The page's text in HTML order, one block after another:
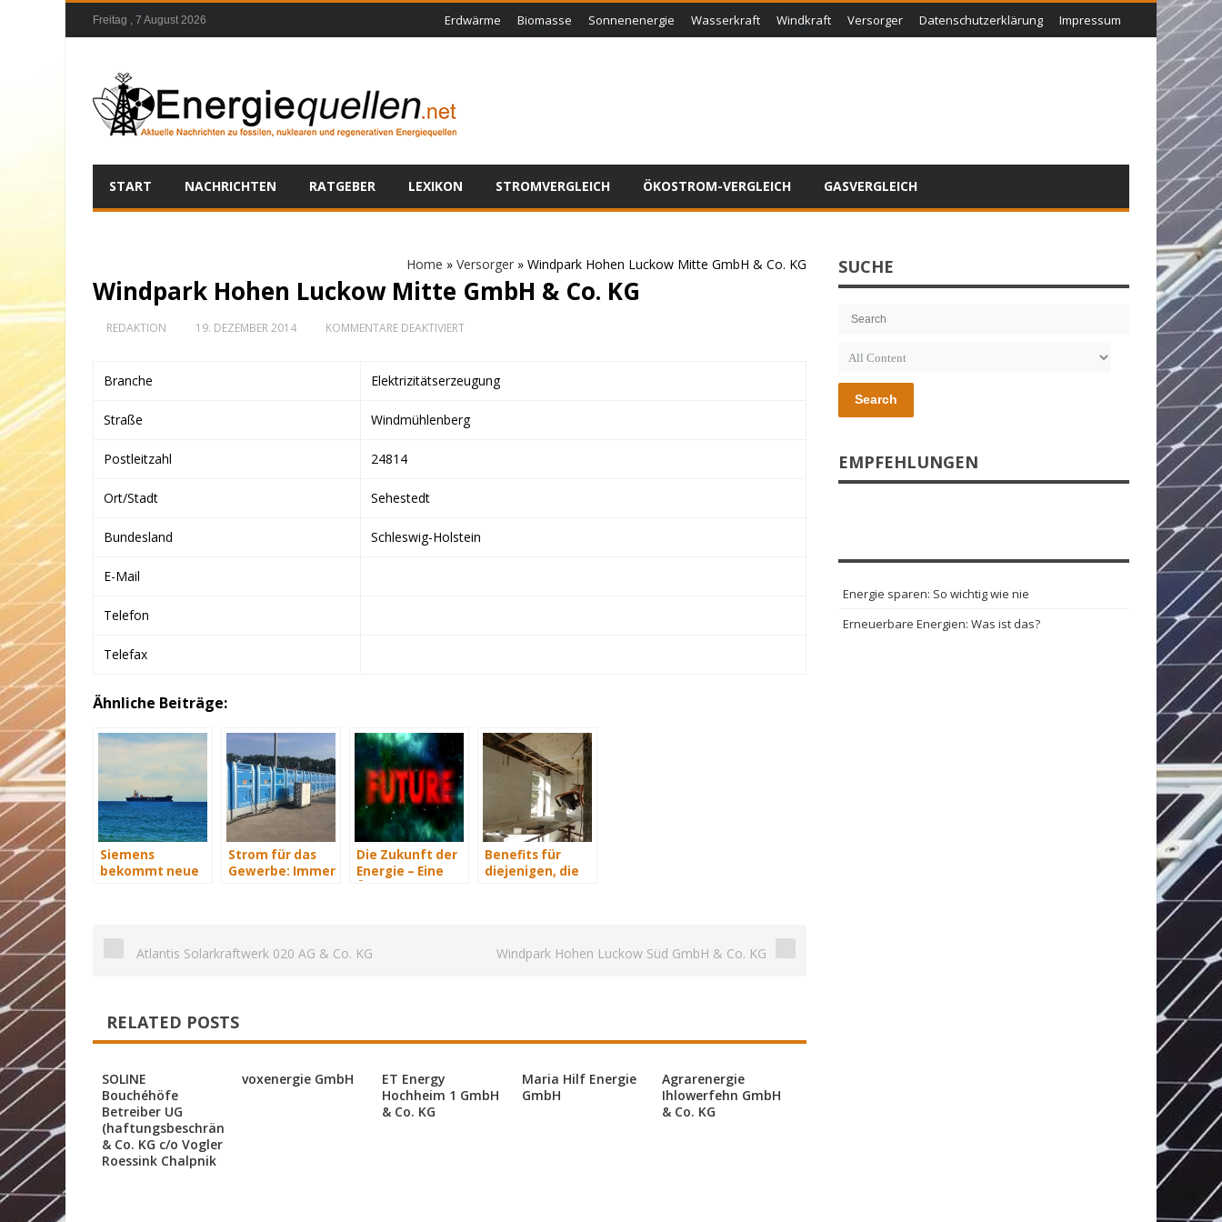
Freitag , 7 August 2026 Erdwärme Biomasse Sonnenenergie Wasserkraft Windkraft Versorger Datenschutzerklärung Impressum
START NACHRICHTEN RATGEBER LEXIKON STROMVERGLEICH ÖKOSTROM-VERGLEICH GASVERGLEICH
Home » Versorger » Windpark Hohen Luckow Mitte GmbH & Co. KG
Windpark Hohen Luckow Mitte GmbH & Co. KG
REDAKTION 19. DEZEMBER 2014 KOMMENTARE DEAKTIVIERTFÜR
MITTE
CO.
Branche Elektrizitätserzeugung
Straße Windmühlenberg
Postleitzahl 24814
Ort/Stadt Sehestedt
Bundesland Schleswig-Holstein
E-Mail
Telefon
Telefax
Ähnliche Beiträge:
Siemens
bekommt neue
Strom für das
Gewerbe: Immer
Die Zukunft der
Energie – Eine
Benefits für
diejenigen, die
Atlantis Solarkraftwerk 020 AG & Co. KG Windpark Hohen Luckow Süd GmbH & Co. KG
RELATED POSTS
SOLINE
Bouchéhöfe
Betreiber UG
(haftungsbeschränkt)
& Co. KG c/o Vogler
Roessink Chalpnik
voxenergie GmbH
ET Energy
Hochheim 1 GmbH
& Co. KG
Maria Hilf Energie
GmbH
Agrarenergie
Ihlowerfehn GmbH
& Co. KG
SUCHE
Search
EMPFEHLUNGEN
Energie sparen: So wichtig wie nie
Erneuerbare Energien: Was ist das?